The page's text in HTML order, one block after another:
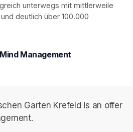
unterwegs mit mittlerweile
deutlich über 100.000
Management
Garten Krefeld is an offer